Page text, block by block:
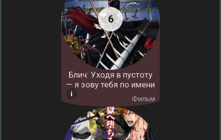
Блич: Уходя в пустоту
— я зову тебя по имени
Фильм